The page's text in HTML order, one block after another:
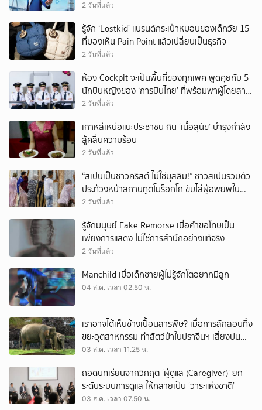
2 วันที่แล้ว
รู้จัก ‘Lostkid’ แบรนด์กระเป๋าหมอนของเด็กวัย 15
ที่มองเห็น Pain Point แล้วเปลี่ยนเป็นธุรกิจ
2 วันที่แล้ว
ห้อง Cockpit จะเป็นพื้นที่ของทุกเพศ พูดคุยกับ 5
นักบินหญิงของ ‘การบินไทย’ ที่พร้อมพาผู้โดยสาร
บินไปทั่วโลก
2 วันที่แล้ว
เกาหลีเหนือแนะประชาชน กิน ‘เนื้อสุนัข’ บำรุงกำลัง
สู้คลื่นความร้อน
2 วันที่แล้ว
“สเปนเป็นชาวคริสต์ ไม่ใช่มุสลิม!” ชาวสเปนรวมตัว
ประท้วงหน้าสถานทูตโมร็อกโก ขับไล่ผู้อพยพใน
เมืองเซวตาออกนอกประเทศ
2 วันที่แล้ว
รู้จักมนุษย์ Fake Remorse เมื่อคำขอโทษเป็น
เพียงการแสดง ไม่ใช่การสำนึกอย่างแท้จริง
2 วันที่แล้ว
Manchild เมื่อเด็กชายผู้ไม่รู้จักโตอยากมีลูก
04 ส.ค. เวลา 02.50 น.
เราอาจได้เห็นช้างเปื้อนสารพิษ? เมื่อการลักลอบทิ้ง
ขยะอุตสาหกรรม ทำสัตว์ป่าในปราจีนฯ เสี่ยงปน
เปื้อน
03 ส.ค. เวลา 11.25 น.
ถอดบทเรียนจากวิกฤต ‘ผู้ดูแล (Caregiver)’ ยก
ระดับระบบการดูแล ให้กลายเป็น ‘วาระแห่งชาติ’
03 ส.ค. เวลา 07.50 น.